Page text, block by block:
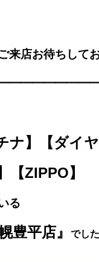
来店お待ちして
ナ】【ダイヤ
【ZIPPO】
る
豊平店』 でし